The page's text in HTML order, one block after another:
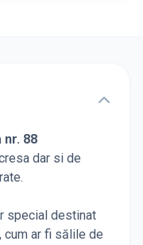
nr. 88
dar si de
special destinat
cum ar fi sălile de